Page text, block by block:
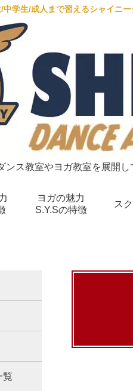
学生/成人まで習えるシャイニ
ンス教室やヨガ教室を展開し
ヨガの魅力
S.Y.Sの特徴
ス
覧